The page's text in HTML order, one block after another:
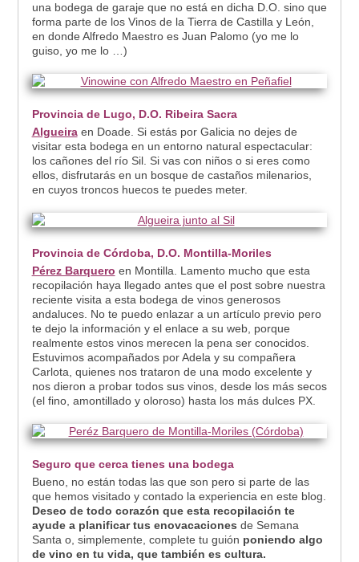
una bodega de garaje que no está en dicha D.O. sino que
forma parte de los Vinos de la Tierra de Castilla y León,
en donde Alfredo Maestro es Juan Palomo (yo me lo
guiso, yo me lo …)
Provincia de Lugo, D.O. Ribeira Sacra
Algueiraen Doade. Si estás por Galicia no dejes de
visitar esta bodega en un entorno natural espectacular:
los cañones del río Sil. Si vas con niños o si eres como
ellos, disfrutarás en un bosque de castaños milenarios,
en cuyos troncos huecos te puedes meter.
Provincia de Córdoba, D.O. Montilla-Moriles
Pérez Barquero en Montilla. Lamento mucho que esta
recopilación haya llegado antes que el post sobre nuestra
reciente visita a esta bodega de vinos generosos
andaluces. No te puedo enlazar a un artículo previo pero
te dejo la información y el enlace a su web, porque
realmente estos vinos merecen la pena ser conocidos.
Estuvimos acompañados por Adela y su compañera
Carlota, quienes nos trataron de una modo excelente y
nos dieron a probar todos sus vinos, desde los más secos
(el fino, amontillado y oloroso) hasta los más dulces PX.
Seguro que cerca tienes una bodega
Bueno, no están todas las que son pero si parte de las
que hemos visitado y contado la experiencia en este blog.
Deseo de todo corazón que esta recopilación te
ayude a planificar tus enovacaciones de Semana
Santa o, simplemente, complete tu guión poniendo algo
de vino en tu vida, que también es cultura.